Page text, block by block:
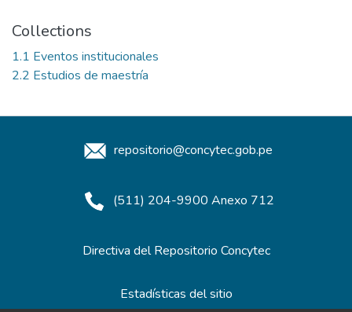
Collections
1.1 Eventos institucionales
2.2 Estudios de maestría
repositorio@concytec.gob.pe
(511) 204-9900 Anexo 712
Directiva del Repositorio Concytec
Estadísticas del sitio